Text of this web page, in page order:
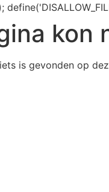
kon
is gevonden op